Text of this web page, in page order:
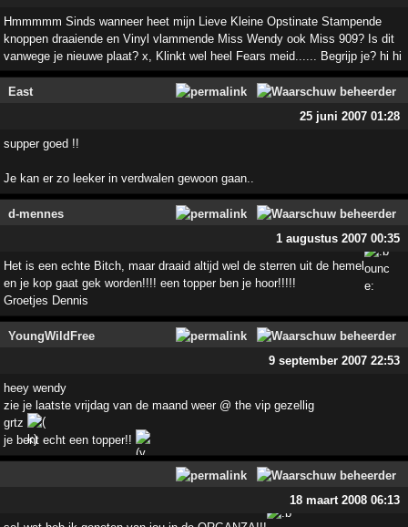
Hmmmmm Sinds wanneer heet mijn Lieve Kleine Opstinate Stampende
knoppen draaiende en Vinyl vlammende Miss Wendy ook Miss 909? Is dit
vanwege je nieuwe plaat? x, Klinkt wel heel Fears meid...... Begrijp je? hi hi
East
25 juni 2007 01:28
supper goed !!
Je kan er zo leeker in verdwalen gewoon gaan..
d-mennes
1 augustus 2007 00:35
Het is een echte Bitch, maar draaid altijd wel de sterren uit de hemel
en je kop gaat gek worden!!!! een topper ben je hoor!!!!!
Groetjes Dennis
YoungWildFree
9 september 2007 22:53
heey wendy
zie je laatste vrijdag van de maand weer @ the vip gezellig
grtz
je bent echt een topper!!
18 maart 2008 06:13